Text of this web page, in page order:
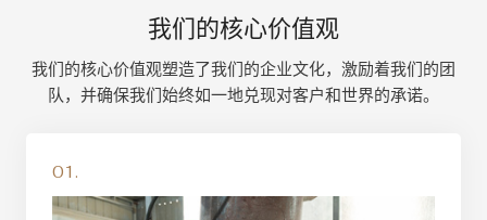
我们的核心价值观
我们的核心价值观塑造了我们的企业文化，激励着我们的团
队，并确保我们始终如一地兑现对客户和世界的承诺。
01.